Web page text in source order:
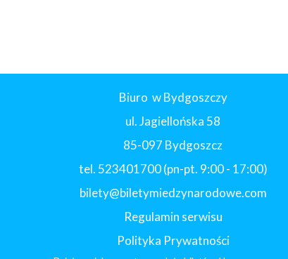
Biuro w Bydgoszczy
ul. Jagiellońska 58
85-097 Bydgoszcz
tel. 523401700 (pn-pt. 9:00 - 17:00)
bilety@biletymiedzynarodowe.com
Regulamin serwisu
Polityka Prywatności